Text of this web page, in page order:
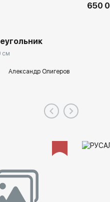
см
Александр Олигеров
650